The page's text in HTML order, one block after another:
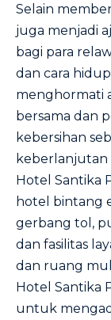
Selain
juga menjadi
bagi para
dan cara
menghormati
bersama dan
kebersihan
keberlanjutan
Hotel Santika
hotel bintang
gerbang tol,
dan fasilitas
dan ruang
Hotel Santika
untuk